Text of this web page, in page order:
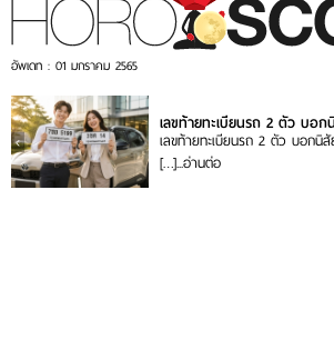
อัพเดท : 01 มกราคม 2565
เลขท้ายทะเบียนรถ 2 ตัว บอก
เลขท้ายทะเบียนรถ 2 ตัว บอกนิสั
[…]...อ่านต่อ